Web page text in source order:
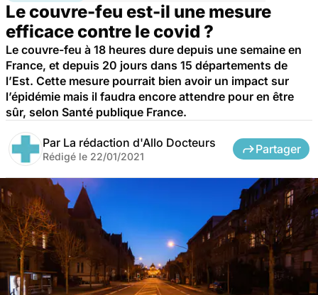
Le couvre-feu est-il une mesure
efficace contre le covid ?
Le couvre-feu à 18 heures dure depuis une semaine en
France, et depuis 20 jours dans 15 départements de
l’Est. Cette mesure pourrait bien avoir un impact sur
l’épidémie mais il faudra encore attendre pour en être
sûr, selon Santé publique France.
Par La rédaction d'Allo Docteurs
Rédigé le 22/01/2021
Partager